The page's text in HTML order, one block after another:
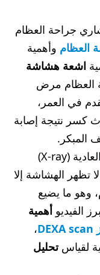
جراحة العظام
العظام وأهمية
اشعة هشاشة
العظام مرض
في العمر،
كسر نتيجة إصابة
المبكر.
العادية (X-ray)
تظهر الهشاشة إلا
وهو ما يضيع
الفيديو أهمية
DEXA scan،
لقياستحليل